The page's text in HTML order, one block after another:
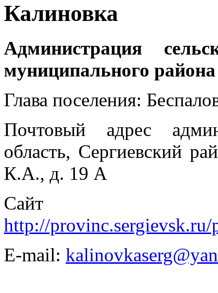
Калиновка
Администрация
муниципального
Глава поселения:
Почтовый адрес
область, Сергиевский
К.А., д. 19 А
Сайт
http://
E-mail: